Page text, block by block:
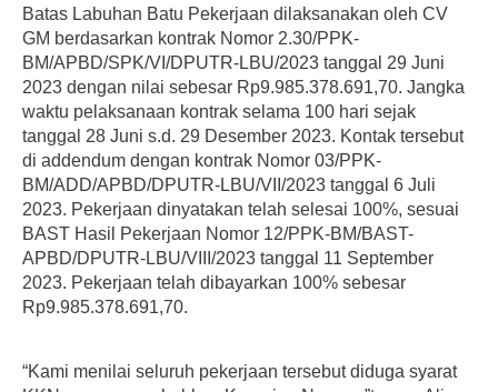
Batas Labuhan Batu Pekerjaan dilaksanakan oleh CV
GM berdasarkan kontrak Nomor 2.30/PPK-
BM/APBD/SPK/VI/DPUTR-LBU/2023 tanggal 29 Juni
2023 dengan nilai sebesar Rp9.985.378.691,70. Jangka
waktu pelaksanaan kontrak selama 100 hari sejak
tanggal 28 Juni s.d. 29 Desember 2023. Kontak tersebut
di addendum dengan kontrak Nomor 03/PPK-
BM/ADD/APBD/DPUTR-LBU/VII/2023 tanggal 6 Juli
2023. Pekerjaan dinyatakan telah selesai 100%, sesuai
BAST Hasil Pekerjaan Nomor 12/PPK-BM/BAST-
APBD/DPUTR-LBU/VIII/2023 tanggal 11 September
2023. Pekerjaan telah dibayarkan 100% sebesar
Rp9.985.378.691,70.
“Kami menilai seluruh pekerjaan tersebut diduga syarat